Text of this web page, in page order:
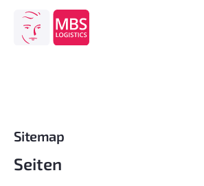
Inhalt
springen
Sitemap
Seiten